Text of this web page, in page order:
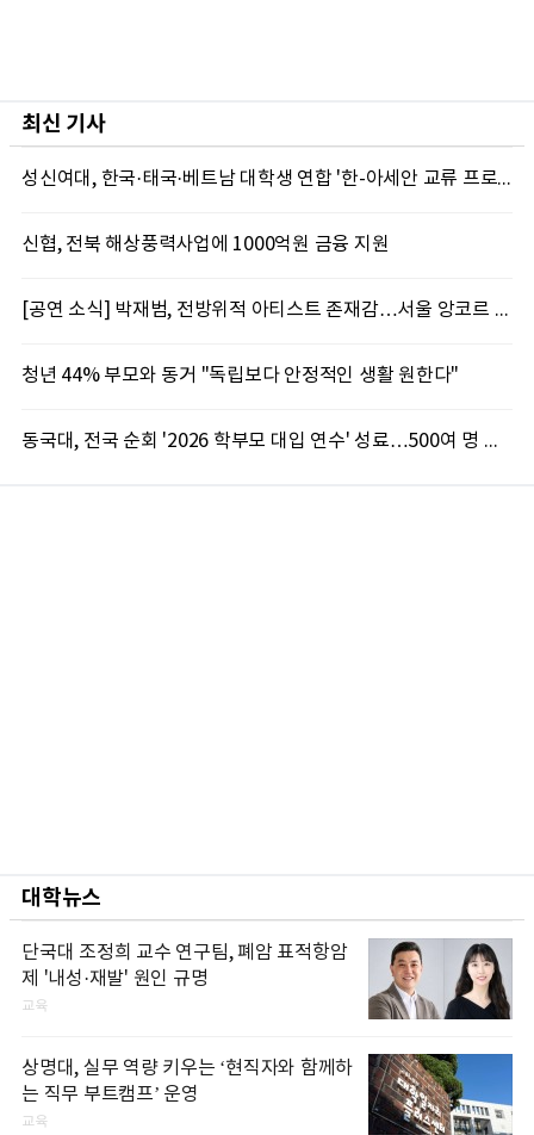
최신 기사
성신여대, 한국·태국·베트남 대학생 연합 '한-아세안 교류 프로그램' 마쳐
신협, 전북 해상풍력사업에 1000억원 금융 지원
[공연 소식] 박재범, 전방위적 아티스트 존재감…서울 앙코르 콘서트 기대 포인트 셋
청년 44% 부모와 동거 "독립보다 안정적인 생활 원한다"
동국대, 전국 순회 '2026 학부모 대입 연수' 성료…500여 명 참석
대학뉴스
단국대 조정희 교수 연구팀, 폐암 표적항암
제 '내성·재발' 원인 규명
교육
상명대, 실무 역량 키우는 ‘현직자와 함께하
는 직무 부트캠프’ 운영
교육